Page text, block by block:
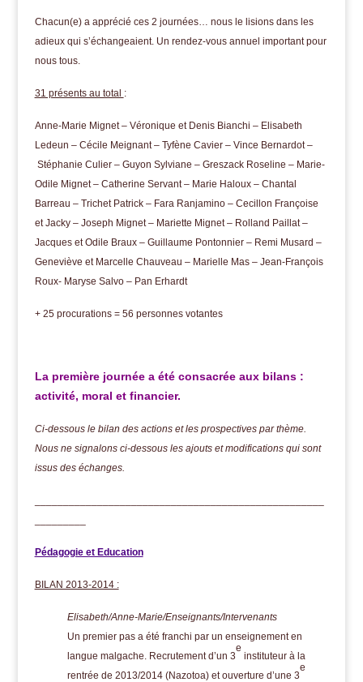
Chacun(e) a apprécié ces 2 journées… nous le lisions dans les
adieux qui s’échangeaient. Un rendez-vous annuel important pour
nous tous.
31 présents au total :
Anne-Marie Mignet– Véronique et Denis Bianchi – Elisabeth
Ledeun – Cécile Meignant– Tyfène Cavier– Vince Bernardot –
Stéphanie Culier – Guyon Sylviane – Greszack Roseline – Marie-
Odile Mignet – Catherine Servant – Marie Haloux – Chantal
Barreau – Trichet Patrick – Fara Ranjamino – Cecillon Françoise
et Jacky – Joseph Mignet – Mariette Mignet – Rolland Paillat –
Jacques et Odile Braux – Guillaume Pontonnier – Remi Musard –
Geneviève et Marcelle Chauveau – Marielle Mas – Jean-François
Roux- Maryse Salvo – Pan Erhardt
+ 25 procurations = 56 personnes votantes
La première journée a été consacrée aux bilans :
activité, moral et financier.
Ci-dessous le bilan des actions et les prospectives par thème.
Nous ne signalons ci-dessous les ajouts et modifications qui sont
issus des échanges.
Pédagogie et Education
BILAN 2013-2014 :
Elisabeth/Anne-Marie/Enseignants/Intervenants
Un premier pas a été franchi par un enseignement en
langue malgache. Recrutement d’un 3
e
instituteur à la
rentrée de 2013/2014 (Nazotoa) et ouverture d’une 3
e